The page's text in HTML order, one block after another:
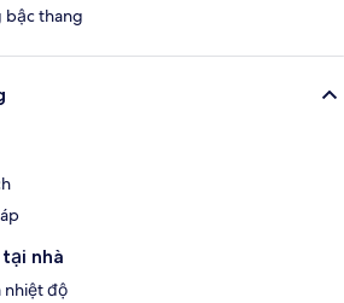
bậc thang
nhà
nhiệt độ